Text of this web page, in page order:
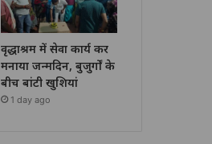
वृद्धाश्रम में सेवा कार्य कर
मनाया जन्मदिन, बुजुर्गों के
बीच बांटी खुशियां
1 day ago